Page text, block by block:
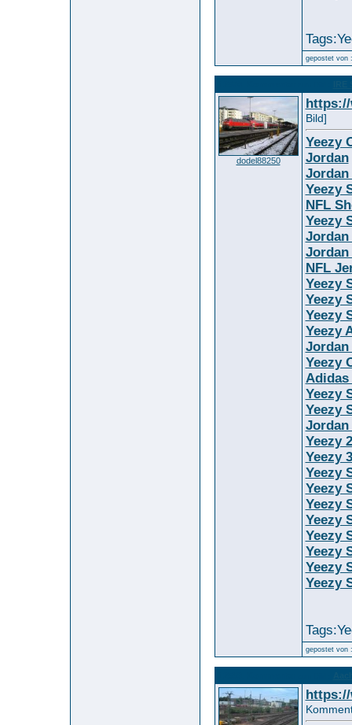
gepostet von
dodel88250
Bild]
Yeezy
Jordan
Jordan
Yeezy
NFL
Yeezy
Jordan
Jordan
NFL
Yeezy
Yeezy
Yeezy
Yeezy
Jordan
Yeezy
Adidas
Yeezy
Yeezy
Jordan
Yeezy
Yeezy
Yeezy
Yeezy
Yeezy
Yeezy
Yeezy
Yeezy
Yeezy
Yeezy
gepostet von